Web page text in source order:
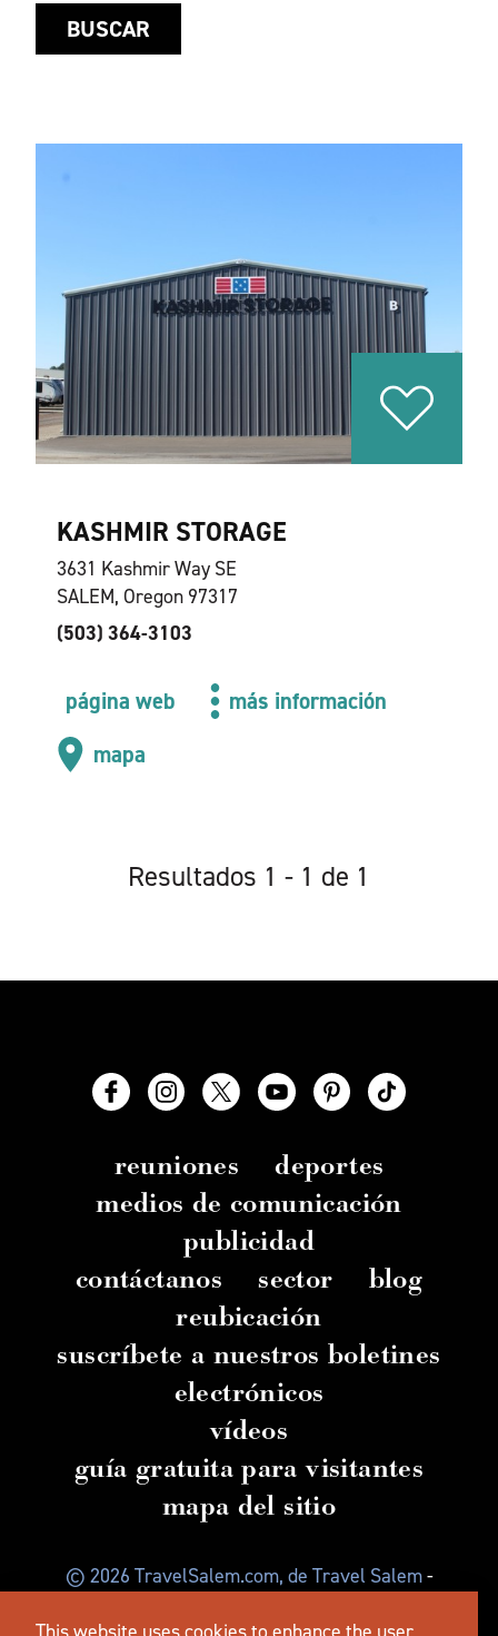
BUSCAR
KASHMIR STORAGE
3631 Kashmir Way SE
SALEM, Oregon 97317
(503) 364-3103
página web
más información
mapa
Resultados 1 - 1 de 1
reuniones
deportes
medios de comunicación
publicidad
contáctanos
sector
blog
reubicación
suscríbete a nuestros boletines
electrónicos
vídeos
guía gratuita para visitantes
mapa del sitio
© 2026 TravelSalem.com, de Travel Salem-